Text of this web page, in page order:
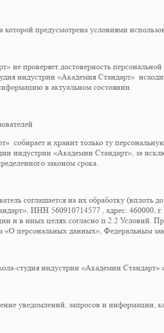
предусмотрена условиями
не проверяет достоверность
индустрии «Академия Стандарт»
в актуальном состоянии.
собирает и хранит только ту
индустрии «Академии Стандарт», за
законом срока.
соглашается на их обработку (вплоть
ИНН 560910714577 , адрес: 460000, г.
и в иных целях согласно п.2.2 Условий.
«О персональных данных», Федеральным
студия индустрии «Академии Стандарт»
уведомлений, запросов и информации,